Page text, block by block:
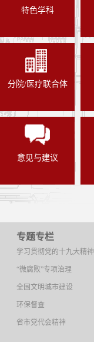
特色学科
分院/医疗联合体
意见与建议
专题专栏
学习贯彻党的十九大精神
“微腐败”专项治理
全国文明城市建设
环保督查
省市党代会精神